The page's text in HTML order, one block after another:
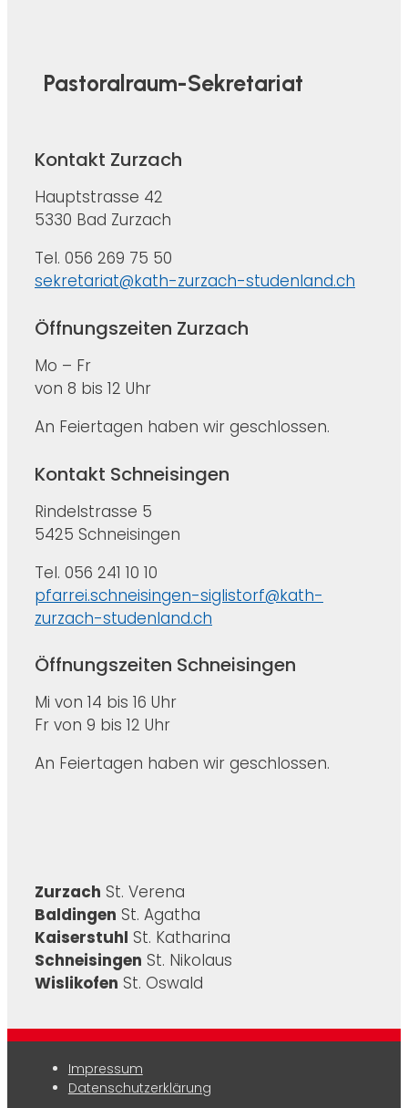
Pastoralraum-Sekretariat
Kontakt Zurzach
Hauptstrasse 42
5330 Bad Zurzach
Tel. 056 269 75 50
sekretariat@kath-zurzach-studenland.ch
Öffnungszeiten Zurzach
Mo – Fr
von 8 bis 12 Uhr
An Feiertagen haben wir geschlossen.
Kontakt Schneisingen
Rindelstrasse 5
5425 Schneisingen
Tel. 056 241 10 10
pfarrei.schneisingen-siglistorf@kath-
zurzach-studenland.ch
Öffnungszeiten Schneisingen
Mi von 14 bis 16 Uhr
Fr von 9 bis 12 Uhr
An Feiertagen haben wir geschlossen.
Zurzach St. Verena
Baldingen St. Agatha
Kaiserstuhl St. Katharina
Schneisingen St. Nikolaus
Wislikofen St. Oswald
Impressum
Datenschutzerklärung